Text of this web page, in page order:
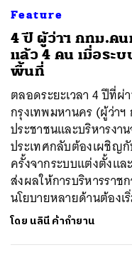
Feature
4 ปี ผู้ว่าฯ กทม.คน
แล้ว 4 คน เมื่อระ
พื้นที่
ตลอดระยะเวลา 4 ปีที่ผ่
กรุงเทพมหานคร (ผู้ว่า
ประชาชนและบริหารง
ประเทศกลับต้องเผชิญ
ครั้งจากระบบแต่งตั้งแล
ส่งผลให้การบริหารราช
นโยบายหลายด้านต้องเ
โดย นลินี ค้ากำยาน